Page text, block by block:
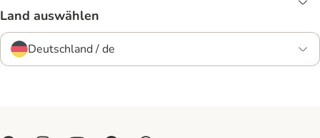
Land auswählen
Deutschland / de